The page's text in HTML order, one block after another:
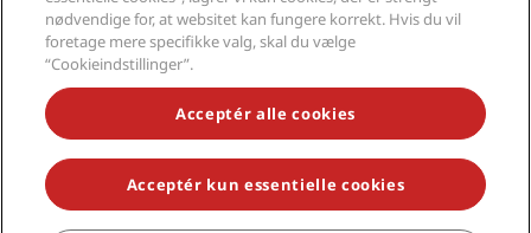
GÅ ALDRIG GLIP AF VORES MEST POPULÆRE TILBUD
Tilgængelighed
Tilgængelighedsindstillinger
© 2026 Radisson Hotel Group.Alle rettigheder forbeholdes. RHG
Radisson Hotel Group, Radisson, Radisson RED, Radisson Blu, Radisson
nødvendige for, at websitet kan fungere korrekt. Hvis du vil
foretage mere specifikke valg, skal du vælge
“Cookieindstillinger”.
Acceptér alle cookies
Acceptér kun essentielle cookies